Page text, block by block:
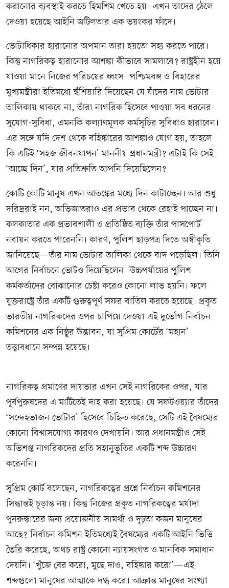
করানোর ব্যবস্থাই করতে হিমশিম খেতে হয়। এখন তাদের ঠেলে
দেওয়া হয়েছে আইনি জটিলতার এক ভয়ংকর ফাঁদে।
ভোটাধিকার হারানোর অপমান তারা হয়তো সহ্য করতে পারে।
কিন্তু নাগরিকত্ব হারানোর আশঙ্কা কীভাবে সামলাবে? রাষ্ট্রহীন হয়ে
যাওয়া মানে নিজের পরিচয়ের ধ্বংস। পশ্চিমবঙ্গ ও বিহারের
মুখ্যমন্ত্রীরা ইতিমধ্যে হুঁশিয়ারি দিয়েছেন যে যাঁদের নাম ভোটার
তালিকায় থাকবে না, তাঁরা নাগরিক হিসেবে পাওয়া সব ধরনের
সুযোগ-সুবিধা, এমনকি কল্যাণমূলক কর্মসূচির সুবিধাও হারাবেন।
এর সঙ্গে যদি দেশ থেকে বহিষ্কারের আশঙ্কাও যোগ হয়, তাহলে
কি এটিই ‘সহজ জীবনযাপন’ মাননীয় প্রধানমন্ত্রী? এটাই কি সেই
‘আচ্ছে দিন’, যার প্রতিশ্রুতি আপনি দিয়েছিলেন?
কোটি কোটি মানুষ এখন আতঙ্কের মধ্যে দিন কাটাচ্ছেন। আর শুধু
দরিদ্ররাই নন, অভিজাতরাও এর প্রভাব থেকে রেহাই পাচ্ছেন না।
কলকাতার এক প্রভাবশালী ও প্রতিষ্ঠিত ব্যক্তি তাঁর পাসপোর্ট
নবায়ন করতে পারেননি। কারণ, পুলিশ ছাড়পত্র দিতে অস্বীকৃতি
জানিয়েছে—তাঁর নাম ভোটার তালিকা থেকে বাদ পড়েছিল। তিনি
আগের নির্বাচনে ভোটও দিয়েছিলেন। উচ্চপর্যায়ের পুলিশ
কর্মকর্তাদের বোঝানোর চেষ্টা করেও কোনো লাভ হয়নি। ফলে
যুক্তরাষ্ট্রে তাঁর একটি গুরুত্বপূর্ণ সফর বাতিল করতে হয়েছে। প্রকৃত
ভারতীয় নাগরিকদের ওপর চাপিয়ে দেওয়া এই দুর্ভোগ নির্বাচন
কমিশনের এক নিষ্ঠুর উদ্ভাবন, যা সুপ্রিম কোর্টের ‘মহান’
তত্ত্বাবধানে সম্পন্ন হয়েছে।
নাগরিকত্ব প্রমাণের দায়ভার এখন সেই নাগরিকের ওপর, যার
পূর্বপুরুষদের এ মাটিতেই দাহ করা হয়েছে। যে সফটওয়্যার তাঁদের
‘সন্দেহভাজন ভোটার’ হিসেবে চিহ্নিত করেছে, সেটি এই বৈষম্যের
কোনো বিশ্বাসযোগ্য কারণও দেখায়নি। আর প্রধানমন্ত্রীও সেই
অভিশপ্ত নাগরিকদের প্রতি সহানুভূতির একটি শব্দ উচ্চারণ
করেননি।
সুপ্রিম কোর্ট বলেছেন, নাগরিকত্বের প্রশ্নে নির্বাচন কমিশনের
সিদ্ধান্তই চূড়ান্ত নয়। কিন্তু নিজের প্রকৃত নাগরিকত্বের মর্যাদা
পুনরুদ্ধারের জন্য প্রয়োজনীয় সামর্থ্য ও দৃঢ়তা কজন মানুষের
আছে? নির্বাচন কমিশন ইতিমধ্যেই বৈষম্যের একটি আইনি ভিত্তি
তৈরি করেছে, অথচ রাষ্ট্র কোনো ন্যায়সংগত ও মানবিক সমাধান
দেয়নি। ‘খুঁজে বের করো, মুছে দাও, বহিষ্কার করো’—এই
শব্দগুলো মানুষের আত্মাকে দগ্ধ করে। আক্রান্ত মানুষের সংখ্যা